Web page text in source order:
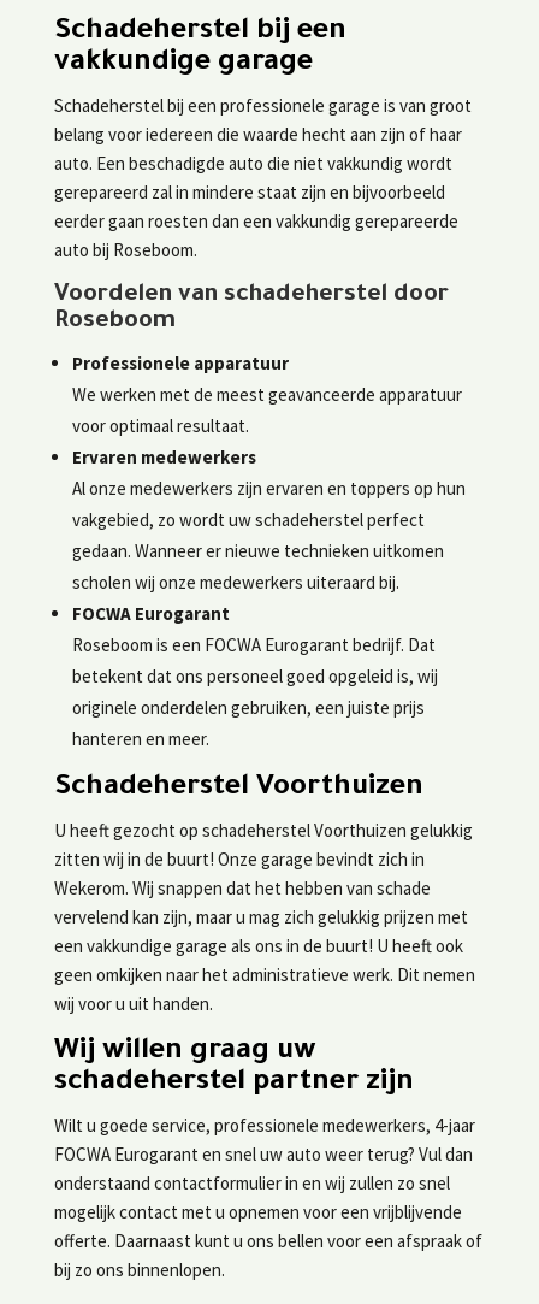
Schadeherstel bij een
vakkundige garage
Schadeherstel bij een professionele garage is van groot
belang voor iedereen die waarde hecht aan zijn of haar
auto. Een beschadigde auto die niet vakkundig wordt
gerepareerd zal in mindere staat zijn en bijvoorbeeld
eerder gaan roesten dan een vakkundig gerepareerde
auto bij Roseboom.
Voordelen van schadeherstel door
Roseboom
Professionele apparatuur
We werken met de meest geavanceerde apparatuur
voor optimaal resultaat.
Ervaren medewerkers
Al onze medewerkers zijn ervaren en toppers op hun
vakgebied, zo wordt uw schadeherstel perfect
gedaan. Wanneer er nieuwe technieken uitkomen
scholen wij onze medewerkers uiteraard bij.
FOCWA Eurogarant
Roseboom is een FOCWA Eurogarant bedrijf. Dat
betekent dat ons personeel goed opgeleid is, wij
originele onderdelen gebruiken, een juiste prijs
hanteren en meer.
Schadeherstel Voorthuizen
U heeft gezocht op schadeherstel Voorthuizen gelukkig
zitten wij in de buurt! Onze garage bevindt zich in
Wekerom. Wij snappen dat het hebben van schade
vervelend kan zijn, maar u mag zich gelukkig prijzen met
een vakkundige garage als ons in de buurt! U heeft ook
geen omkijken naar het administratieve werk. Dit nemen
wij voor u uit handen.
Wij willen graag uw
schadeherstel partner zijn
Wilt u goede service, professionele medewerkers, 4-jaar
FOCWA Eurogarant en snel uw auto weer terug? Vul dan
onderstaand contactformulier in en wij zullen zo snel
mogelijk contact met u opnemen voor een vrijblijvende
offerte. Daarnaast kunt u ons bellen voor een afspraak of
bij zo ons binnenlopen.